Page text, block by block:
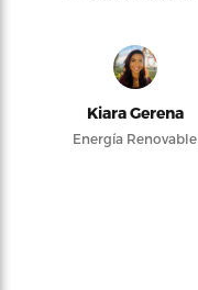
Kiara Gerena
Energía Renovable